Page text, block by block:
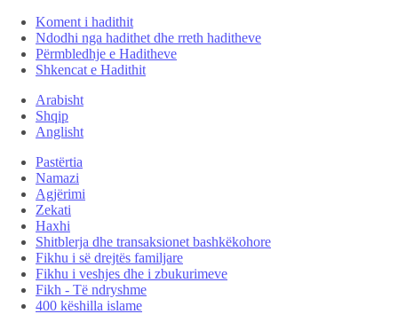
Koment i hadithit
Ndodhi nga hadithet dhe rreth haditheve
Përmbledhje e Haditheve
Shkencat e Hadithit
Arabisht
Shqip
Anglisht
Pastërtia
Namazi
Agjërimi
Zekati
Haxhi
Shitblerja dhe transaksionet bashkëkohore
Fikhu i së drejtës familjare
Fikhu i veshjes dhe i zbukurimeve
Fikh - Të ndryshme
400 këshilla islame